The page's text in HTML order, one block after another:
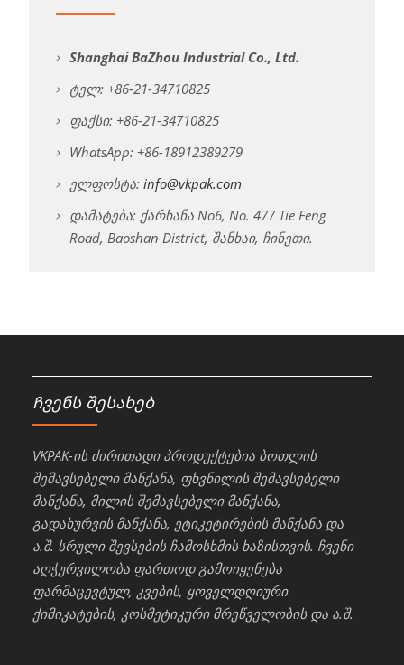
Shanghai BaZhou Industrial Co., Ltd.
ტელ: +86-21-34710825
ფაქსი: +86-21-34710825
WhatsApp: +86-18912389279
ელფოსტა: info@vkpak.com
დამატება: ქარხანა No6, No. 477 Tie Feng
Road, Baoshan District, შანხაი, ჩინეთი.
Ჩვენს შესახებ
VKPAK-ის ძირითადი პროდუქტებია ბოთლის
შემავსებელი მანქანა, ფხვნილის შემავსებელი
მანქანა, მილის შემავსებელი მანქანა,
გადახურვის მანქანა, ეტიკეტირების მანქანა და
ა.შ. სრული შევსების ჩამოსხმის ხაზისთვის. ჩვენი
აღჭურვილობა ფართოდ გამოიყენება
ფარმაცევტულ, კვების, ყოველდღიური
ქიმიკატების, კოსმეტიკური მრეწველობის და ა.შ.